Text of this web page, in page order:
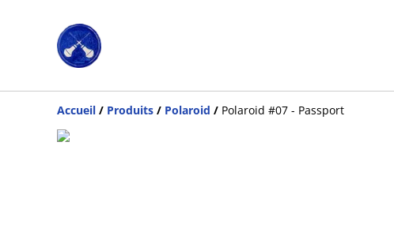
Accueil / Produits / Polaroid / Polaroid #07 - Passport